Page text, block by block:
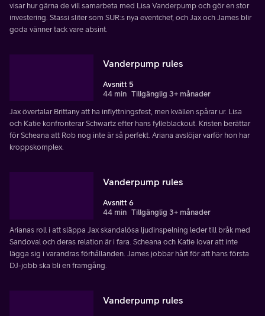
visar hur gärna de vill samarbeta med Lisa Vanderpump och gör en stor
investering. Stassi sliter som SUR:s nya eventchef, och Jax och James blir
goda vänner tack vare absint.
Vanderpump rules
Avsnitt 5
44 min Tillgänglig 3+ månader
Jax övertalar Brittany att ha inflyttningsfest, men kvällen spårar ur. Lisa
och Katie konfronterar Schwartz efter hans fylleblackout. Kristen berättar
för Scheana att Rob nog inte är så perfekt. Ariana avslöjar varför hon har
kroppskomplex.
Vanderpump rules
Avsnitt 6
44 min Tillgänglig 3+ månader
Arianas roll i att släppa Jax skandalösa ljudinspelning leder till bråk med
Sandoval och deras relation är i fara. Scheana och Katie lovar att inte
lägga sig i varandras förhållanden. James jobbar hårt för att hans första
DJ-jobb ska bli en framgång.
Vanderpump rules